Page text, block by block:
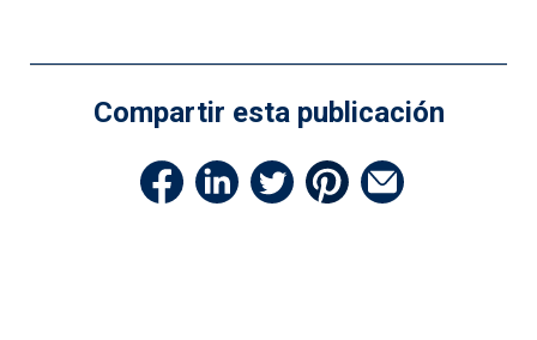
Compartir esta publicación